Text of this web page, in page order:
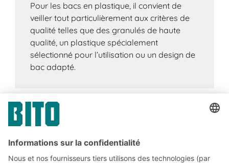
Pour les bacs en plastique, il convient de
veiller tout particulièrement aux critères de
qualité telles que des granulés de haute
qualité, un plastique spécialement
sélectionné pour l’utilisation ou un design de
bac adapté.